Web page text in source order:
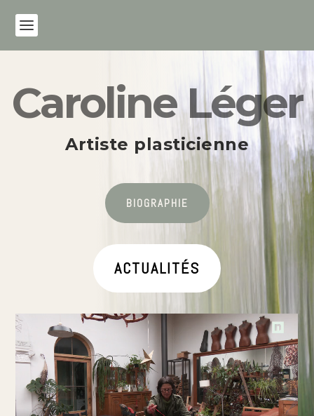
Caroline Léger
Artiste plasticienne
BIOGRAPHIE
ACTUALITÉS